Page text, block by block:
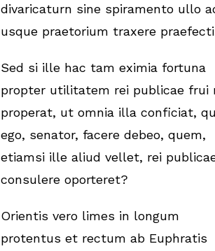
divaricaturn sine spiramento ullo
usque praetorium traxere
Sed si ille hac tam eximia fortuna
propter utilitatem rei publicae frui
properat, ut omnia illa conficiat,
ego, senator, facere debeo, quem,
etiamsi ille aliud vellet, rei
consulere oporteret?
Orientis vero limes in longum
protentus et rectum ab Euphratis